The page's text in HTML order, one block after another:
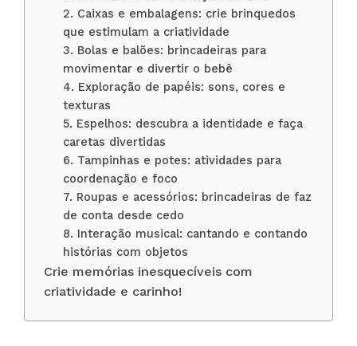
2. Caixas e embalagens: crie brinquedos
que estimulam a criatividade
3. Bolas e balões: brincadeiras para
movimentar e divertir o bebê
4. Exploração de papéis: sons, cores e
texturas
5. Espelhos: descubra a identidade e faça
caretas divertidas
6. Tampinhas e potes: atividades para
coordenação e foco
7. Roupas e acessórios: brincadeiras de faz
de conta desde cedo
8. Interação musical: cantando e contando
histórias com objetos
Crie memórias inesquecíveis com
criatividade e carinho!